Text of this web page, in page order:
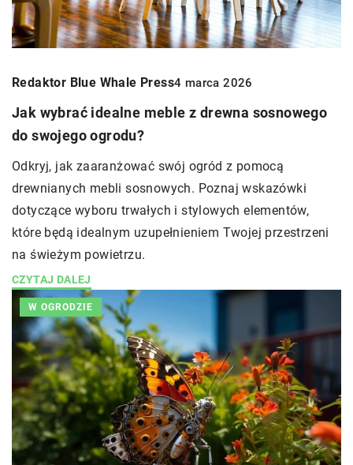
Redaktor Blue Whale Press4 marca 2026
Jak wybrać idealne meble z drewna sosnowego
do swojego ogrodu?
Odkryj, jak zaaranżować swój ogród z pomocą
drewnianych mebli sosnowych. Poznaj wskazówki
dotyczące wyboru trwałych i stylowych elementów,
które będą idealnym uzupełnieniem Twojej przestrzeni
na świeżym powietrzu.
CZYTAJ DALEJ
W OGRODZIE